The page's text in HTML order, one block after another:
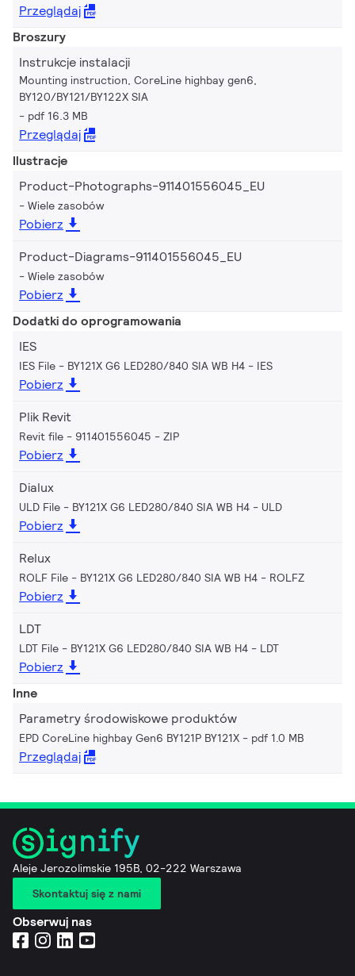
Przeglądaj
Broszury
Instrukcje instalacji
Mounting instruction, CoreLine highbay gen6,
BY120/BY121/BY122X SIA
pdf 16.3 MB
Przeglądaj
Ilustracje
Product-Photographs-911401556045_EU
Wiele zasobów
Pobierz
Product-Diagrams-911401556045_EU
Wiele zasobów
Pobierz
Dodatki do oprogramowania
IES
IES File - BY121X G6 LED280/840 SIA WB H4 IES
Pobierz
Plik Revit
Revit file - 911401556045 ZIP
Pobierz
Dialux
ULD File - BY121X G6 LED280/840 SIA WB H4 ULD
Pobierz
Relux
ROLF File - BY121X G6 LED280/840 SIA WB H4 ROLFZ
Pobierz
LDT
LDT File - BY121X G6 LED280/840 SIA WB H4 LDT
Pobierz
Inne
Parametry środowiskowe produktów
EPD CoreLine highbay Gen6 BY121P BY121X pdf 1.0 MB
Przeglądaj
Aleje Jerozolimskie 195B, 02-222 Warszawa
Skontaktuj się z nami
Obserwuj nas